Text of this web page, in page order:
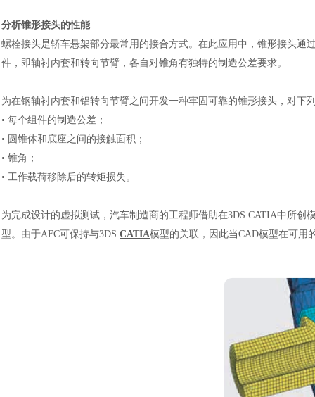
分析锥形接头的性能
螺栓接头是轿车悬架部分最常用的接合方式。在此应用中，锥形接头
件，即轴衬内套和转向节臂，各自对锥角有独特的制造公差要求。
为在钢轴衬内套和铝转向节臂之间开发一种牢固可靠的锥形接头，对下
• 每个组件的制造公差；
• 圆锥体和底座之间的接触面积；
• 锥角；
• 工作载荷移除后的转矩损失。
为完成设计的虚拟测试，汽车制造商的工程师借助在3DS CATIA中所创
型。由于AFC可保持与3DS CATIA模型的关联，因此当CAD模型在可用